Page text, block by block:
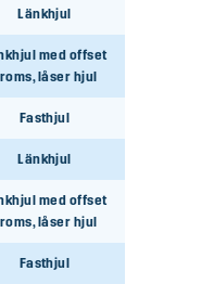
Länkhjul
med offset
låser hjul
Fasthjul
Länkhjul
med offset
låser hjul
Fasthjul